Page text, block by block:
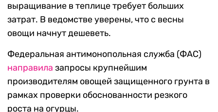
выращивание в теплице требует больших
затрат. В ведомстве уверены, что с весны
овощи начнут дешеветь.
Федеральная антимонопольная служба (ФАС)
направила запросы крупнейшим
производителям овощей защищенного грунта в
рамках проверки обоснованности резкого
роста на огурцы.